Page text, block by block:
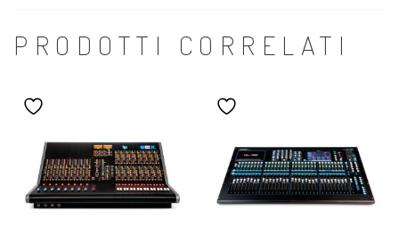
PRODOTTI CORRELATI